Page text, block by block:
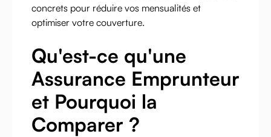
concrets pour réduire vos mensualités et
optimiser votre couverture.
Qu'est-ce qu'une
Assurance Emprunteur
et Pourquoi la
Comparer ?